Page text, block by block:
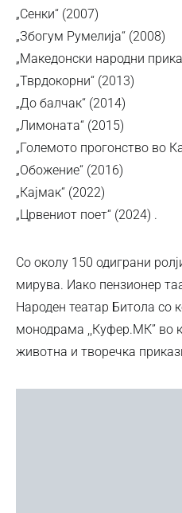
„Сенки“ (2007)
„Збогум Румелија“ (2008)
„Македонски народни
„Тврдокорни“ (2013)
„До балчак“ (2014)
„Лимоната“ (2015)
„Големото прогонство во
„Обожение“ (2016)
„Кајмак“ (2022)
„Црвениот поет“ (2024) .
Со околу 150 одиграни
мирува. Иако пензионер
Народен театар Битола со
монодрама ,,Куфер.МК” во
животна и творечка